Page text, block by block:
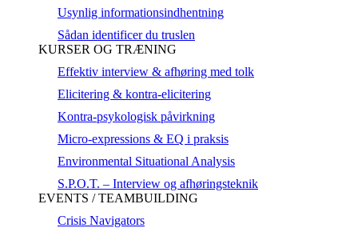
Usynlig informationsindhentning
Sådan identificer du truslen
KURSER OG TRÆNING
Effektiv interview & afhøring med tolk
Elicitering & kontra-elicitering
Kontra-psykologisk påvirkning
Micro-expressions & EQ i praksis
Environmental Situational Analysis
S.P.O.T. – Interview og afhøringsteknik
EVENTS / TEAMBUILDING
Crisis Navigators